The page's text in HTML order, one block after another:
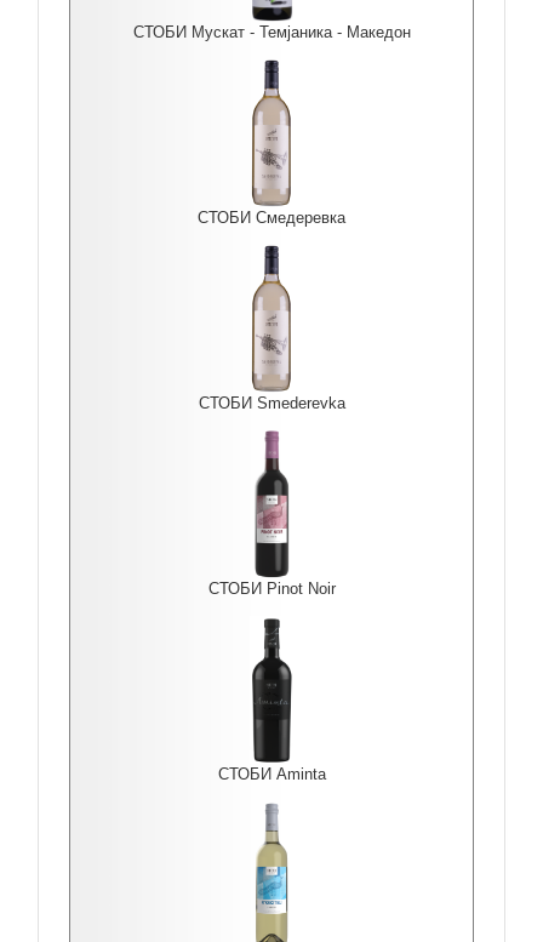
СТОБИ Мускат - Темјаника - Македон
СТОБИ Смедеревка
СТОБИ Smederevka
СТОБИ Pinot Noir
СТОБИ Aminta